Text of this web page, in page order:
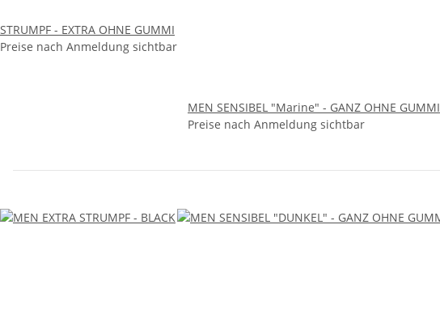
STRUMPF - EXTRA OHNE GUMMI
Preise nach Anmeldung sichtbar
MEN SENSIBEL "Marine" - GANZ OHNE GUMMI
Preise nach Anmeldung sichtbar